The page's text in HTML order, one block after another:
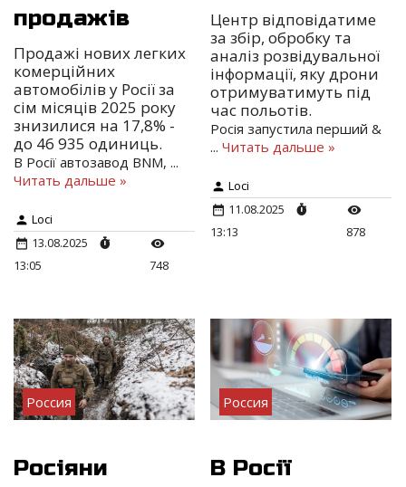
продажів
Продажі нових легких
комерційних
автомобілів у Росії за
сім місяців 2025 року
знизилися на 17,8% -
до 46 935 одиниць.
В Росії автозавод BNM, ...
Читать дальше »
Loci
13.08.2025
13:05
748
Центр відповідатиме
за збір, обробку та
аналіз розвідувальної
інформації, яку дрони
отримуватимуть під
час польотів.
Росія запустила перший &
...Читать дальше »
Loci
11.08.2025
13:13
878
Россия
Росіяни
Россия
В Росії